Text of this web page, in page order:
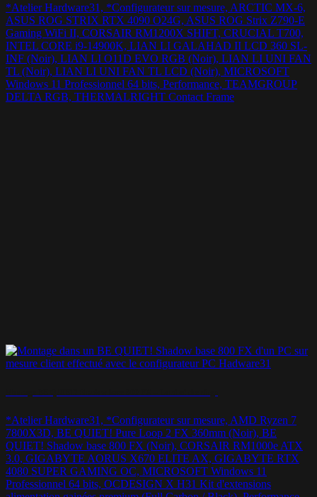
*Atelier Hardware31, *Configurateur sur mesure, ARCTIC MX-6,
ASUS ROG STRIX RTX 4090 O24G, ASUS ROG Strix Z790-E
Gaming WiFi II, CORSAIR RM1200X SHIFT, CRUCIAL T700,
INTEL CORE i9-14900K, LIAN LI GALAHAD II LCD 360 SL-
INF (Noir), LIAN LI O11D EVO RGB (Noir), LIAN LI UNI FAN
TL (Noir), LIAN LI UNI FAN TL LCD (Noir), MICROSOFT
Windows 11 Professionnel 64 bits, Performance, TEAMGROUP
DELTA RGB, THERMALRIGHT Contact Frame
*Atelier Hardware31, *Configurateur sur mesure, AMD Ryzen 7
7800X3D, BE QUIET! Pure Loop 2 FX 360mm (Noir), BE
QUIET! Shadow base 800 FX (Noir), CORSAIR RM1000e ATX
3.0, GIGABYTE AORUS X670 ELITE AX, GIGABYTE RTX
4080 SUPER GAMING OC, MICROSOFT Windows 11
Professionnel 64 bits, OCDESIGN X H31 Kit d'extensions